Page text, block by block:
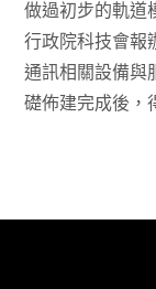
做過初步的軌道
行政院科技會報
通訊相關設備與
礎佈建完成後，